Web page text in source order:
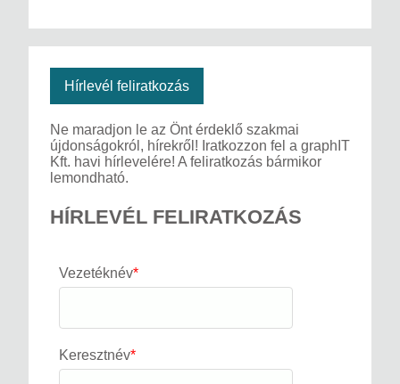
Hírlevél feliratkozás
Ne maradjon le az Önt érdeklő szakmai
újdonságokról, hírekről! Iratkozzon fel a graphIT
Kft. havi hírlevelére! A feliratkozás bármikor
lemondható.
HÍRLEVÉL FELIRATKOZÁS
Vezetéknév*
Keresztnév*